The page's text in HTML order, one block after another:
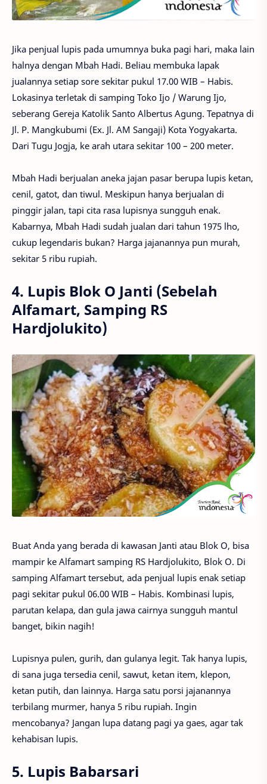
Jika penjual lupis pada umumnya buka pagi hari, maka lain
halnya dengan Mbah Hadi. Beliau membuka lapak
jualannya setiap sore sekitar pukul 17.00 WIB – Habis.
Lokasinya terletak di samping Toko Ijo / Warung Ijo,
seberang Gereja Katolik Santo Albertus Agung. Tepatnya di
Jl. P. Mangkubumi (Ex. Jl. AM Sangaji) Kota Yogyakarta.
Dari Tugu Jogja, ke arah utara sekitar 100 – 200 meter.
Mbah Hadi berjualan aneka jajan pasar berupa lupis ketan,
cenil, gatot, dan tiwul. Meskipun hanya berjualan di
pinggir jalan, tapi cita rasa lupisnya sungguh enak.
Kabarnya, Mbah Hadi sudah jualan dari tahun 1975 lho,
cukup legendaris bukan? Harga jajanannya pun murah,
sekitar 5 ribu rupiah.
4. Lupis Blok O Janti (Sebelah
Alfamart, Samping RS
Hardjolukito)
Buat Anda yang berada di kawasan Janti atau Blok O, bisa
mampir ke Alfamart samping RS Hardjolukito, Blok O. Di
samping Alfamart tersebut, ada penjual lupis enak setiap
pagi sekitar pukul 06.00 WIB – Habis. Kombinasi lupis,
parutan kelapa, dan gula jawa cairnya sungguh mantul
banget, bikin nagih!
Lupisnya pulen, gurih, dan gulanya legit. Tak hanya lupis,
di sana juga tersedia cenil, sawut, ketan item, klepon,
ketan putih, dan lainnya. Harga satu porsi jajanannya
terbilang murmer, hanya 5 ribu rupiah. Ingin
mencobanya? Jangan lupa datang pagi ya gaes, agar tak
kehabisan lupis.
5. Lupis Babarsari